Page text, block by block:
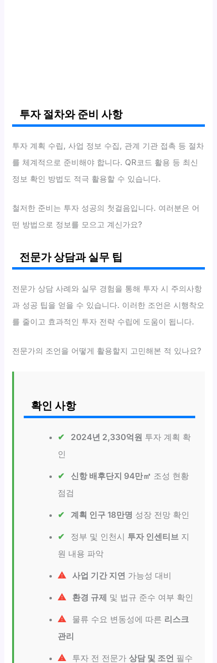
투자 절차와 준비 사항
투자 계획 수립, 사업 정보 수집, 관계 기관 접촉 등 절차
를 체계적으로 준비해야 합니다. QR코드 활용 등 최신
정보 확인 방법도 적극 활용할 수 있습니다.
철저한 준비는 투자 성공의 첫걸음입니다. 여러분은 어
떤 방법으로 정보를 모으고 계신가요?
전문가 상담과 실무 팁
전문가 상담 사례와 실무 경험을 통해 투자 시 주의사항
과 성공 팁을 얻을 수 있습니다. 이러한 조언은 시행착오
를 줄이고 효과적인 투자 전략 수립에 도움이 됩니다.
전문가의 조언을 어떻게 활용할지 고민해본 적 있나요?
확인 사항
2024년 2,330억원 투자 계획 확
인
신항 배후단지 94만㎡ 조성 현황
점검
계획 인구 18만명 성장 전망 확인
정부 및 인천시 투자 인센티브지
원 내용 파악
사업 기간 지연 가능성 대비
환경 규제 및 법규 준수 여부 확인
물류 수요 변동성에 따른 리스크
관리
투자 전 전문가 상담 및 조언 필수